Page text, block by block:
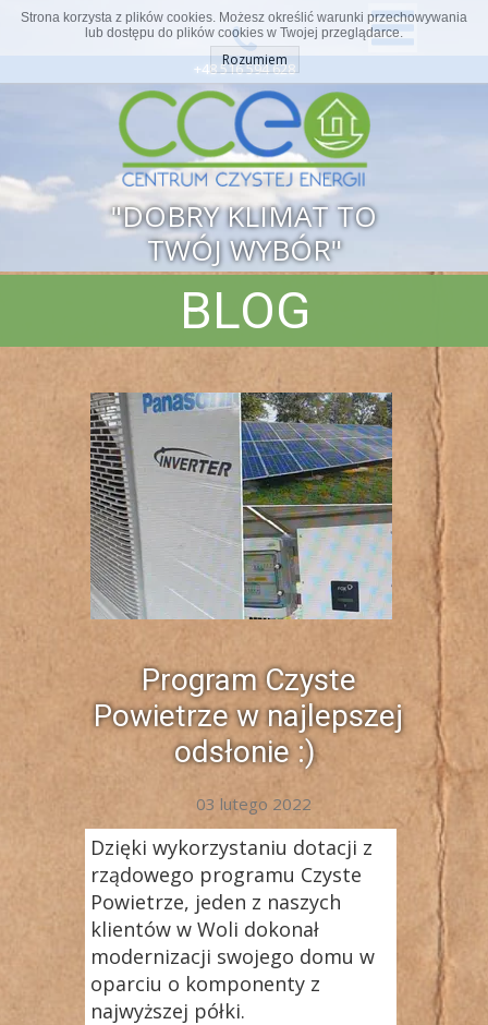
BLOG
"DOBRY KLIMAT TO
TWÓJ WYBÓR"
+48 516 594 628
Program Czyste
Powietrze w najlepszej
odsłonie :)
03 lutego 2022
Dzięki wykorzystaniu dotacji z
rządowego programu Czyste
Powietrze, jeden z naszych
klientów w Woli dokonał
modernizacji swojego domu w
oparciu o komponenty z
najwyższej półki.
Strona korzysta z plików cookies. Możesz określić warunki przechowywania
lub dostępu do plików cookies w Twojej przeglądarce.
Rozumiem